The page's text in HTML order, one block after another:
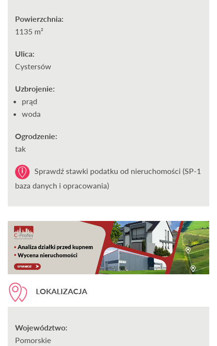
Powierzchnia:
1135 m²
Ulica:
Cystersów
Uzbrojenie:
prąd
woda
Ogrodzenie:
tak
Sprawdź stawki podatku od nieruchomości (SP-1
baza danych i opracowania)
LOKALIZACJA
Województwo:
Pomorskie